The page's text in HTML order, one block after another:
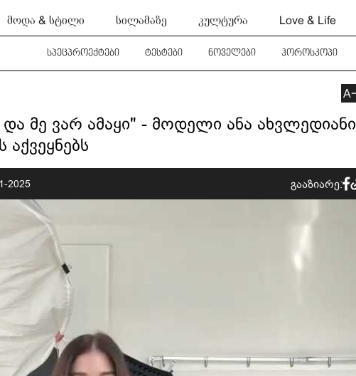
მოდა & სტილი სილამაზე კულტურა Love & Life
სპეცპროექტები ტესტები ნოველები ჰოროსკოპი
მე ვარ ამაყი" - მოდელი ანა ახვლედიანი
2025 გააზიარე: